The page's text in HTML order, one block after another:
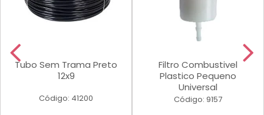
Tubo Sem Trama Preto
12x9
Código: 41200
Filtro Combustivel
Plastico Pequeno
Universal
Código: 9157